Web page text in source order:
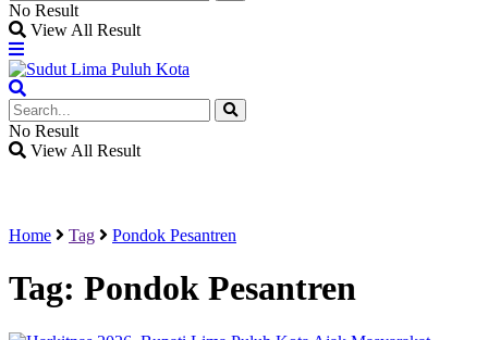
No Result
View All Result
No Result
View All Result
Home Tag Pondok Pesantren
Tag: Pondok Pesantren